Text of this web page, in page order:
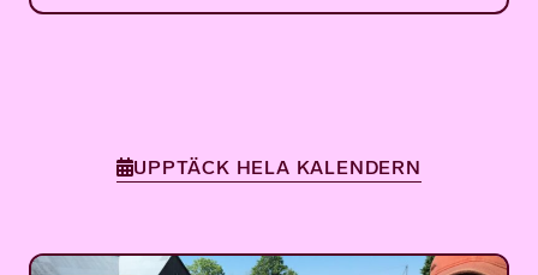
UPPTÄCK HELA KALENDERN